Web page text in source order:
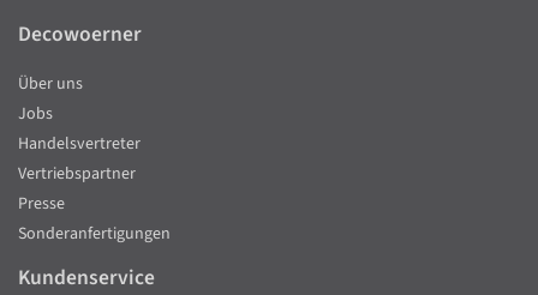
Decowoerner
Über uns
Jobs
Handelsvertreter
Vertriebspartner
Presse
Sonderanfertigungen
Kundenservice